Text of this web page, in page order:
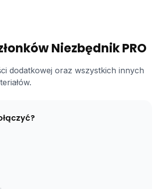
Niezbędnik PRO
dodatkowej oraz wszystkich innych